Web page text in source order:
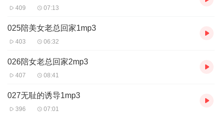
409 07:13
025陪美女老总回家1mp3
403 06:32
026陪女老总回家2mp3
407 08:41
027无耻的诱导1mp3
396 07:01